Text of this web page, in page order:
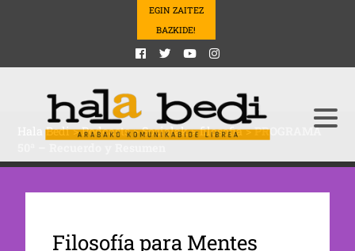
EGIN ZAITEZ
BAZKIDE!
Hala Bedi>Podcasts>Sozialak>filosofia>PROGRAMA
Filosofía para Mentes